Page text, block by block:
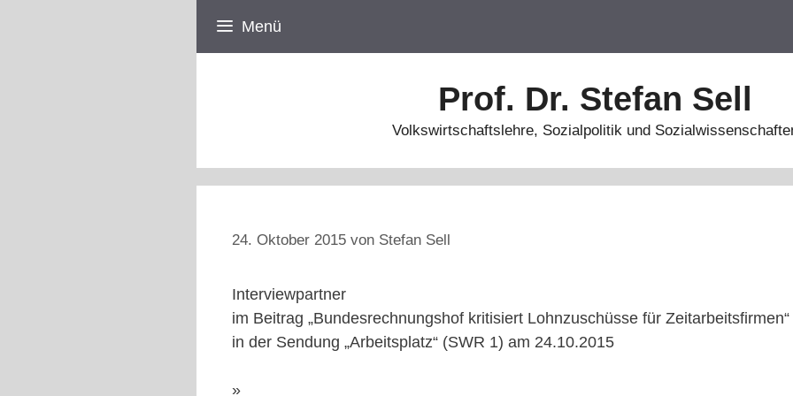
Menü
Prof. Dr. Stefan Sell
Volkswirtschaftslehre, Sozialpolitik und
24. Oktober 2015 von Stefan Sell
Interviewpartner
im Beitrag „Bundesrechnungshof kritisiert Lohnzuschüsse für Zeitarbeitsfirmen“
in der Sendung „Arbeitsplatz“ (SWR 1) am 24.10.2015
»